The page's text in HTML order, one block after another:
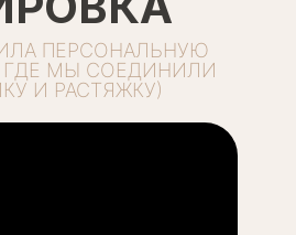
ПЕРСОНАЛЬНУЮ
ГДЕ МЫ СОЕДИНИЛИ
И РАСТЯЖКУ)